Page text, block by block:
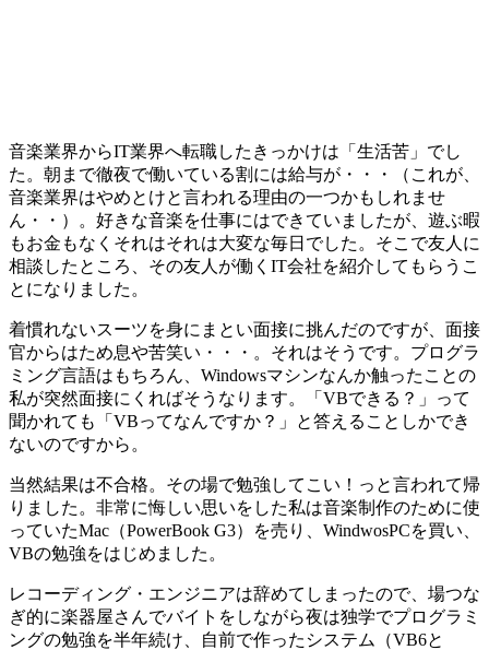
音楽業界からIT業界へ転職したきっかけは「 生活苦 」でし
た。朝まで徹夜で働いている割には給与が・・・（これが、
音楽業界はやめとけと言われる理由の一つかもしれませ
ん・・）。好きな音楽を仕事にはできていましたが、遊ぶ暇
もお金もなくそれはそれは大変な毎日でした。そこで友人に
相談したところ、その友人が働くIT会社を紹介 してもらうこ
とになりました。
着慣れないスーツを身にまとい面接に挑んだのですが、面接
官からはため息や苦笑い・・・。それはそうです。プログラ
ミング言語はもちろん、Windowsマシンなんか触ったことの
私が突然面接にくればそうなります。
「VBできる？」って
聞かれても「VBってなんですか？」と答えることしかでき
ないのですから。
当然結果は不合格。その場で勉強してこい！っと言われて帰
りました。非常に悔しい思いをした私は音楽制作のために使
っていたMac（PowerBook G3）を売り、WindwosPCを買い、
VBの勉強をはじめました 。
レコーディング・エンジニアは辞めてしまったので、場つな
ぎ的に楽器屋さんでバイトをしながら夜は独学でプログラミ
ングの勉強を半年続け
自前で作ったシステム（VB6と